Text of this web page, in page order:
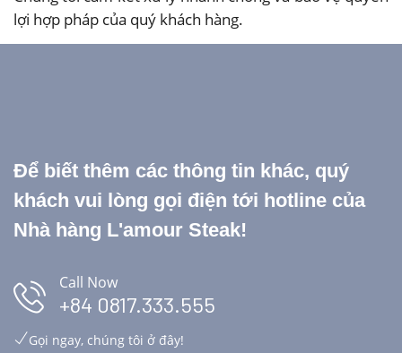
lợi hợp pháp của quý khách hàng.
Để biết thêm các thông tin khác, quý
khách vui lòng gọi điện tới hotline của
Nhà hàng L'amour Steak!
Call Now
+84 0817.333.555
Gọi ngay, chúng tôi ở đây!